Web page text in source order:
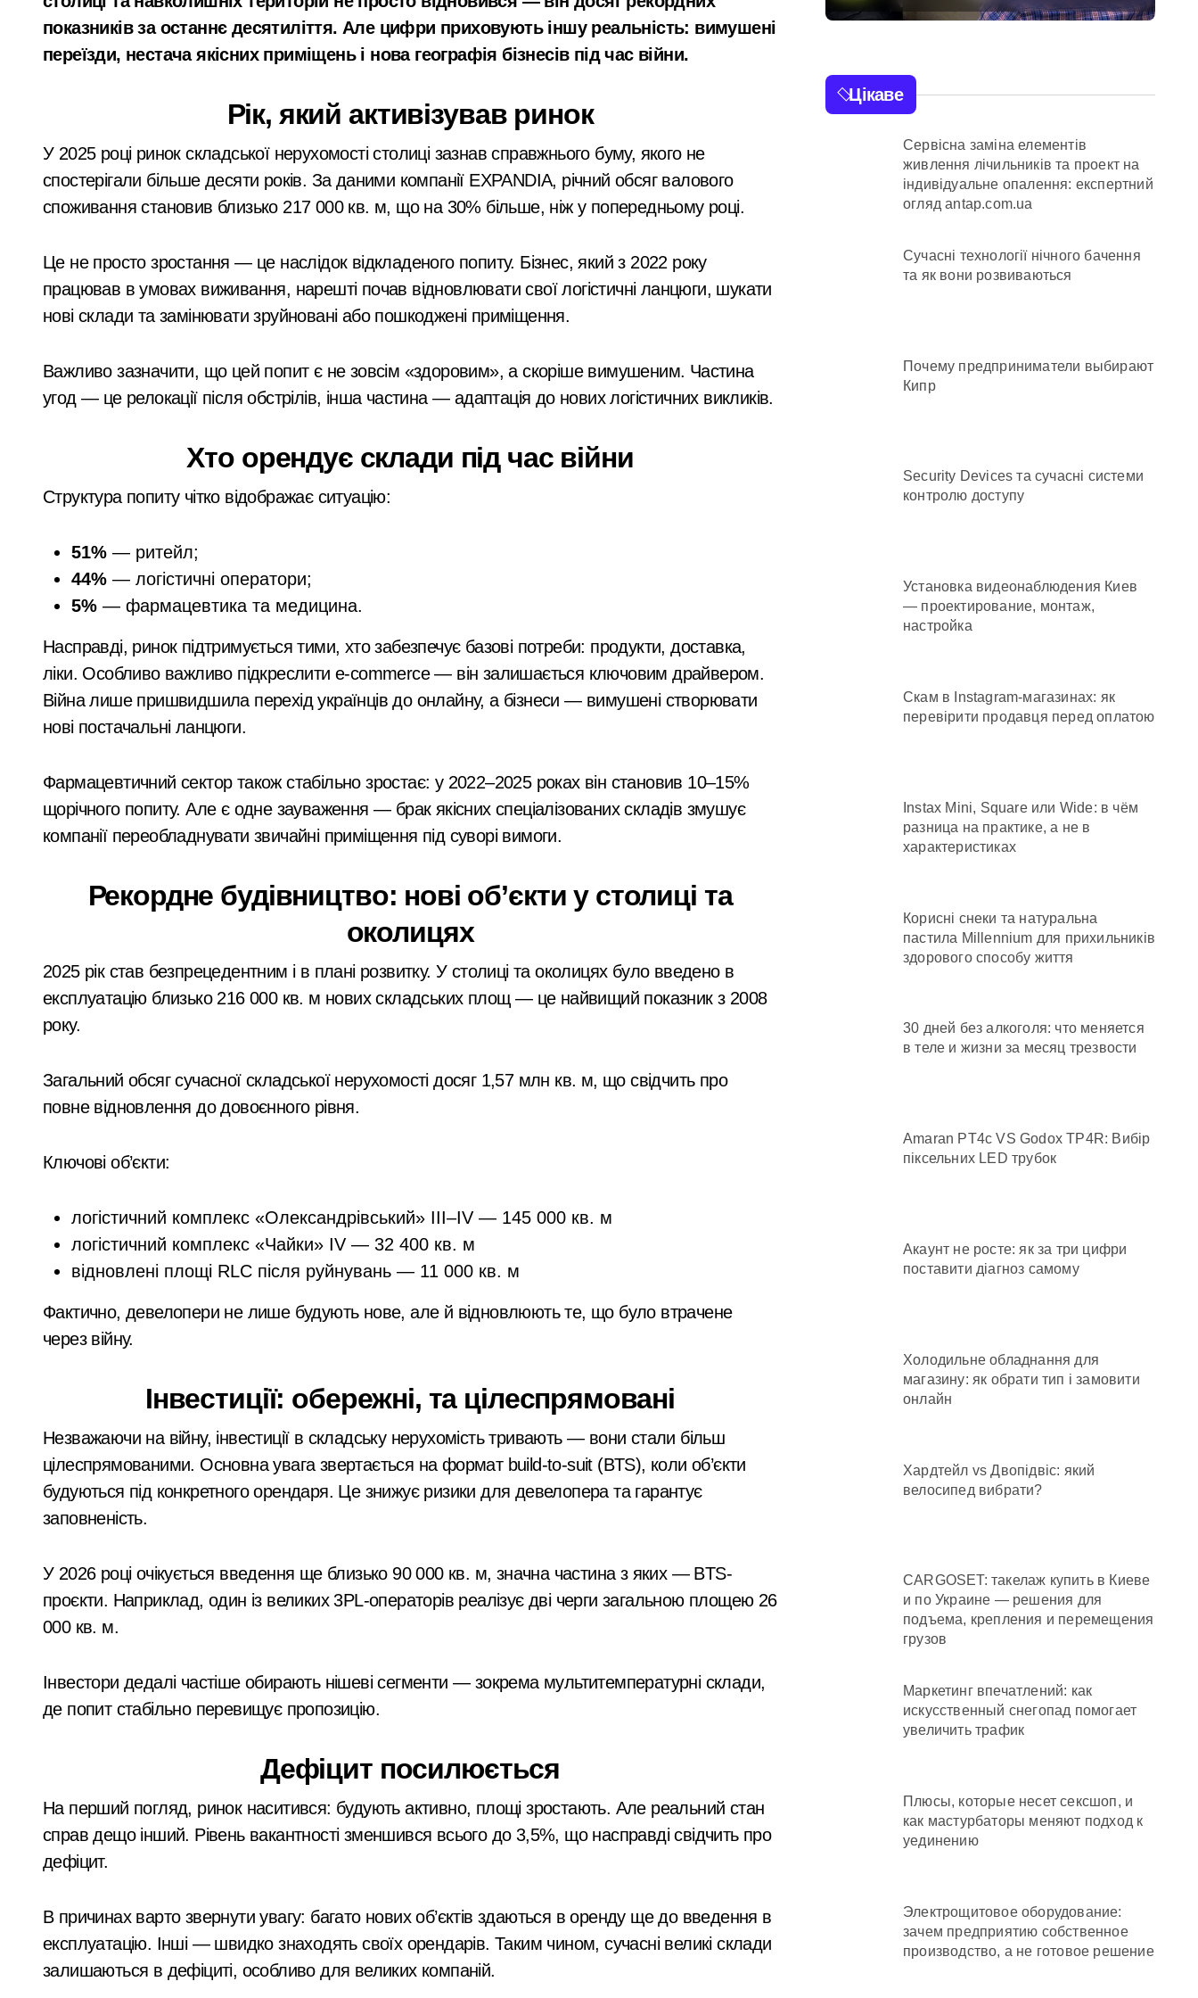
У Києві через суд повернули громаді ділянку вартістю 10 млн грн, що була захоплена для самочинної забудови під оренду
У липні в лікарнях Київщини з’явилося майже 500 новонароджених: найактивніші медзаклади
Суд у Києві розгляне справу організатора схеми підробки інвалідності за $28 тис. і статусу «обмежено придатного» за $15 тис.
Кібербезпека для підприємців: поради поліції Київщини для захисту бізнесу та фінансів
Рятувальники Київщини борються з наслідками ворожих атак у Бучанському районі в екстремальних умовах
У Києві до 2029 року з’являться три нові станції метро: всі подробиці програми розвитку
Схема нелегального вивезення військовозобов’язаних з Києва: від 9 до 14 тис. доларів на кону
В Київському Святошинському районі розгорілася велика пожежа: густий дим охопив численні райони міста
Київ: жінка підпалила двері сусідки через ревнощі до знайомого
«Київ під загрозою: шахраї, що видають себе за співробітників СБУ, обдурили двох пенсіонерів на понад 12,5 млн грн»
У Києві посадовицю ШЕУ Дарницького району підозрюють у зловживанні资金, завдані збитки громаді становлять понад 245 тисяч гривень
Стрілянина в київському дворі: чоловік здійснив постріли біля багатоповерхівок
У Києві дітям військових відшкодовують витрати на контрактне навчання: кому доступна допомога та як її отримати
Київський «рішала» 23 років, затриманий за $6 000 у справі про «звільнення» від мобілізації
показників за останнє десятиліття. Але цифри приховують іншу реальність: вимушені
переїзди, нестача якісних приміщень і нова географія бізнесів під час війни.
Рік, який активізував ринок
У 2025 році ринок складської нерухомості столиці зазнав справжнього буму, якого не
спостерігали більше десяти років. За даними компанії EXPANDIA, річний обсяг валового
споживання становив близько 217 000 кв. м, що на 30% більше, ніж у попередньому році.
Це не просто зростання — це наслідок відкладеного попиту. Бізнес, який з 2022 року
працював в умовах виживання, нарешті почав відновлювати свої логістичні ланцюги, шукати
нові склади та замінювати зруйновані або пошкоджені приміщення.
Важливо зазначити, що цей попит є не зовсім «здоровим», а скоріше вимушеним. Частина
угод — це релокації після обстрілів, інша частина — адаптація до нових логістичних викликів.
Хто орендує склади під час війни
Структура попиту чітко відображає ситуацію:
51% — ритейл;
44% — логістичні оператори;
5% — фармацевтика та медицина.
Насправді, ринок підтримується тими, хто забезпечує базові потреби: продукти, доставка,
ліки. Особливо важливо підкреслити e-commerce — він залишається ключовим драйвером.
Війна лише пришвидшила перехід українців до онлайну, а бізнеси — вимушені створювати
нові постачальні ланцюги.
Фармацевтичний сектор також стабільно зростає: у 2022–2025 роках він становив 10–15%
щорічного попиту. Але є одне зауваження — брак якісних спеціалізованих складів змушує
компанії переобладнувати звичайні приміщення під суворі вимоги.
Рекордне будівництво: нові об’єкти у столиці та
околицях
2025 рік став безпрецедентним і в плані розвитку. У столиці та околицях було введено в
експлуатацію близько 216 000 кв. м нових складських площ — це найвищий показник з 2008
року.
Загальний обсяг сучасної складської нерухомості досяг 1,57 млн кв. м, що свідчить про
повне відновлення до довоєнного рівня.
Ключові об’єкти:
логістичний комплекс «Олександрівський» III–IV — 145 000 кв. м
логістичний комплекс «Чайки» IV — 32 400 кв. м
відновлені площі RLC після руйнувань — 11 000 кв. м
Фактично, девелопери не лише будують нове, але й відновлюють те, що було втрачене
через війну.
Інвестиції: обережні, та цілеспрямовані
Незважаючи на війну, інвестиції в складську нерухомість тривають — вони стали більш
цілеспрямованими. Основна увага звертається на формат build-to-suit (BTS), коли об’єкти
будуються під конкретного орендаря. Це знижує ризики для девелопера та гарантує
заповненість.
У 2026 році очікується введення ще близько 90 000 кв. м, значна частина з яких — BTS-
проєкти. Наприклад, один із великих 3PL-операторів реалізує дві черги загальною площею 26
000 кв. м.
Інвестори дедалі частіше обирають нішеві сегменти — зокрема мультитемпературні склади,
де попит стабільно перевищує пропозицію.
Дефіцит посилюється
На перший погляд, ринок наситився: будують активно, площі зростають. Але реальний стан
справ дещо інший. Рівень вакантності зменшився всього до 3,5%, що насправді свідчить про
дефіцит.
В причинах варто звернути увагу: багато нових об’єктів здаються в оренду ще до введення в
експлуатацію. Інші — швидко знаходять своїх орендарів. Таким чином, сучасні великі склади
залишаються в дефіциті, особливо для великих компаній.
пологів: у Києві
розкрили незаконну
схему сурогатного
материнства для
000 у справі про
«звільнення» від
мобілізації
лікарській
втрати вагітності
після операції
Цікаве
Сервісна заміна елементів
живлення лічильників та проект на
індивідуальне опалення: експертний
огляд antap.com.ua
Сучасні технології нічного бачення
та як вони розвиваються
Почему предприниматели выбирают
Кипр
Security Devices та сучасні системи
контролю доступу
Установка видеонаблюдения Киев
— проектирование, монтаж,
настройка
Скам в Instagram-магазинах: як
перевірити продавця перед оплатою
Instax Mini, Square или Wide: в чём
разница на практике, а не в
характеристиках
Корисні снеки та натуральна
пастила Millennium для прихильників
здорового способу життя
30 дней без алкоголя: что меняется
в теле и жизни за месяц трезвости
Amaran PT4c VS Godox TP4R: Вибір
піксельних LED трубок
Акаунт не росте: як за три цифри
поставити діагноз самому
Холодильне обладнання для
магазину: як обрати тип і замовити
онлайн
Хардтейл vs Двопідвіс: який
велосипед вибрати?
CARGOSET: такелаж купить в Киеве
и по Украине — решения для
подъема, крепления и перемещения
грузов
Маркетинг впечатлений: как
искусственный снегопад помогает
увеличить трафик
Плюсы, которые несет сексшоп, и
как мастурбаторы меняют подход к
уединению
Электрощитовое оборудование:
зачем предприятию собственное
производство, а не готовое решение